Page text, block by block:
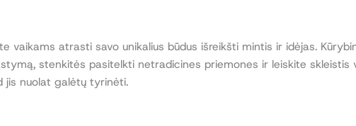
vaikams atrasti savo unikalius būdus išreikšti mintis ir idėjas.
stenkitės pasitelkti netradicines priemones ir leiskite skleistis
jis nuolat galėtų tyrinėti.